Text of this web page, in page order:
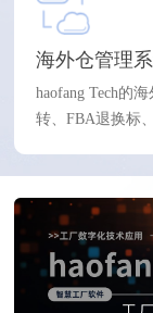
海外仓管理
haofang Tech的
转、FBA退换标